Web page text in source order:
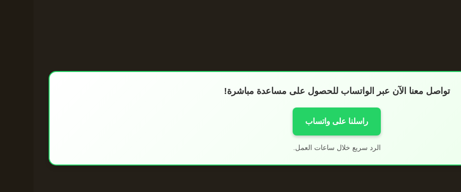
تواصل معنا الآن عبر الواتساب للحصول على مساعدة مباشرة!
راسلنا على واتساب
الرد سريع خلال ساعات العمل.